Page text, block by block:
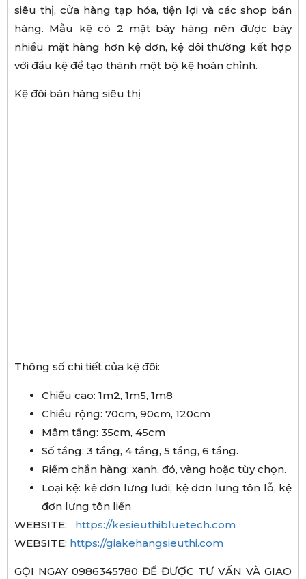
siêu thị, cửa hàng tạp hóa, tiện lợi và các shop bán
hàng. Mẫu kệ có 2 mặt bày hàng nên được bày
nhiều mặt hàng hơn kệ đơn, kệ đôi thường kết hợp
với đầu kệ để tạo thành một bộ kệ hoàn chỉnh.
Kệ đôi bán hàng siêu thị
Thông số chi tiết của kệ đôi:
Chiều cao: 1m2, 1m5, 1m8
Chiều rộng: 70cm, 90cm, 120cm
Mâm tầng: 35cm, 45cm
Số tầng: 3 tầng, 4 tầng, 5 tầng, 6 tầng.
Riềm chắn hàng: xanh, đỏ, vàng hoặc tùy chọn.
Loại kệ: kệ đơn lưng lưới, kệ đơn lưng tôn lỗ, kệ
đơn lưng tôn liền
WEBSITE: https://kesieuthibluetech.com
WEBSITE: https://giakehangsieuthi.com
GỌI NGAY 0986345780 ĐỂ ĐƯỢC TƯ VẤN VÀ GIAO